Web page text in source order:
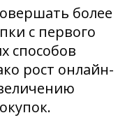
более
с первого
способов
рост онлайн-